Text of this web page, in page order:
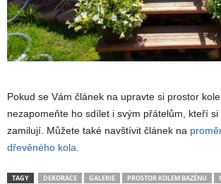
Pokud se Vám článek na upravte si prostor
nezapomeňte ho sdílet i svým přátelům, kteří
zamilují. Můžete také navštívit článek na
dřevěného kola.
TAGY DEKORACE GALERIE PROSTOR KOLEM BAZÉNU